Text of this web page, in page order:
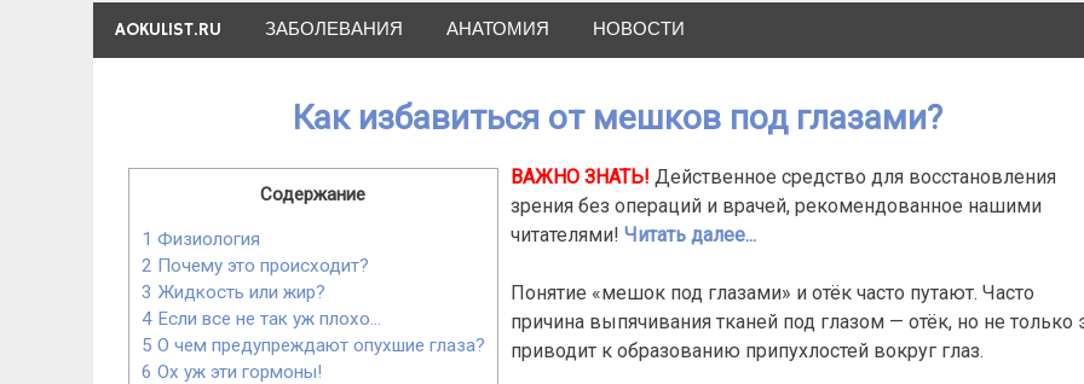
AOKULIST.RU ЗАБОЛЕВАНИЯ АНАТОМИЯ НОВОСТИ
Как избавиться от мешков под глазами?
Содержание
1 Физиология
2 Почему это происходит?
3 Жидкость или жир?
4Если все не так уж плохо…
5 О чем предупреждают опухшие глаза?
6 Ох уж эти гормоны!
ВАЖНО ЗНАТЬ! Действенное средство для восстановления
зрения без операций и врачей, рекомендованное нашими
читателями! Читать далее...
Понятие «мешок под глазами» и отёк часто путают. Часто
причина выпячивания тканей под глазом — отёк, но не только
приводит к образованию припухлостей вокруг глаз.